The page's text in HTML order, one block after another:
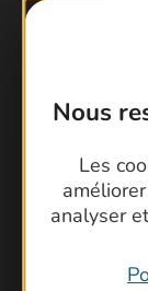
Nous
Les
analyser